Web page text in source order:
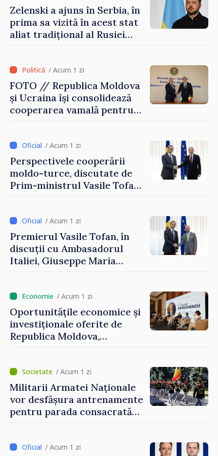
Zelenski a ajuns în Serbia, în
prima sa vizită în acest stat
aliat tradițional al Rusiei
/ Acum 1 zi
FOTO // Republica Moldova
și Ucraina își consolidează
cooperarea vamală pentru
Reuniune la Moghiliov-
Podolsk
/ Acum 1 zi
Perspectivele cooperării
moldo-turce, discutate de
Prim-ministrul Vasile Tofan
/ Acum 1 zi
Premierul Vasile Tofan, în
discuții cu Ambasadorul
Italiei, Giuseppe Maria
/ Acum 1 zi
Oportunitățile economice și
investiționale oferite de
Republica Moldova,
Forumul Diasporei
/ Acum 1 zi
Militarii Armatei Naționale
vor desfășura antrenamente
pentru parada consacrată
/ Acum 1 zi